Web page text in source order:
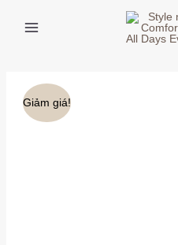
Giảm giá!